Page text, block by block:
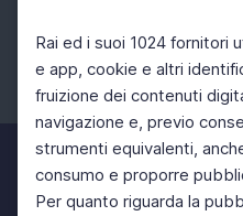
Rai ed i suoi 1024 fornitori
e app, cookie e altri
fruizione dei contenuti
navigazione e, previo
strumenti equivalenti,
consumo e proporre
Per quanto riguarda la
Facebook